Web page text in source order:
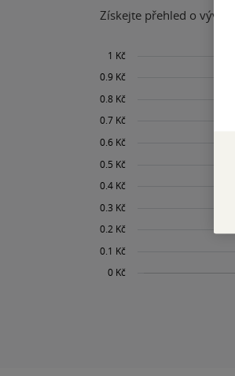
Získejte přehled o vývoji